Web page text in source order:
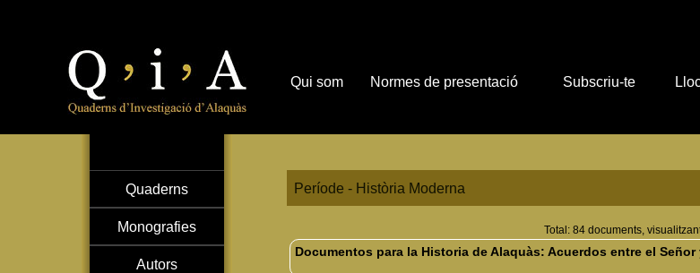
Quaderns
Monografies
Autors
Període - Història Moderna
Total: 84 documents,
Documentos para la Historia de Alaquàs: Acuerdos entre el
Qui som Normes de presentació Subscriu-te